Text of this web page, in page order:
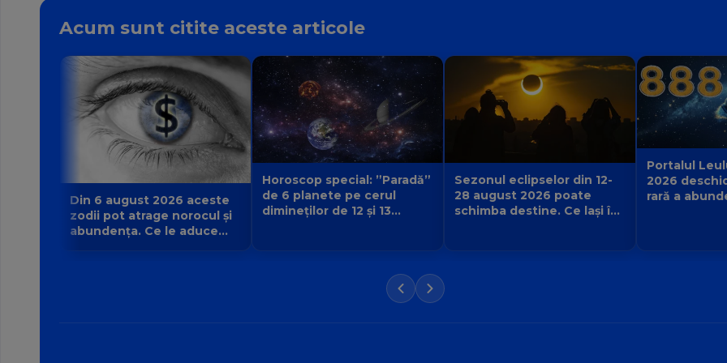
Acum sunt citite aceste articole
Din 6 august 2026 aceste
zodii pot atrage norocul și
abundența. Ce le aduce
Horoscop special: ”Paradă”
de 6 planete pe cerul
dimineților de 12 și 13
Sezonul eclipselor din 12-
28 august 2026 poate
schimba destine. Ce lași în
Portalul
2026
rară a